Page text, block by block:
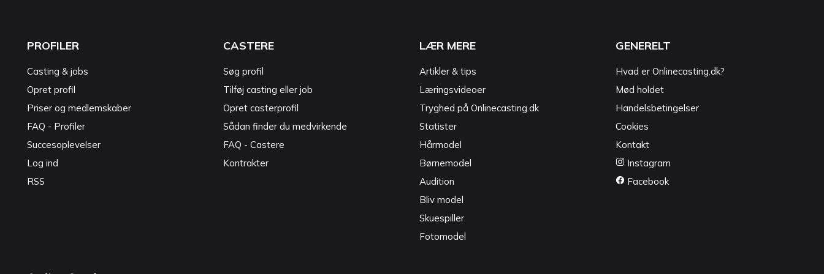
PROFILER
Casting & jobs
Opret profil
Priser og medlemskaber
FAQ - Profiler
Succesoplevelser
Log ind
RSS
CASTERE
Søg profil
Tilføj casting eller job
Opret casterprofil
Sådan finder du medvirkende
FAQ - Castere
Kontrakter
LÆR MERE
Artikler & tips
Læringsvideoer
Tryghed på Onlinecasting.dk
Statister
Hårmodel
Børnemodel
Audition
Bliv model
Skuespiller
Fotomodel
GENERELT
Hvad er Onlinecasting.dk?
Mød holdet
Handelsbetingelser
Cookies
Kontakt
Instagram
Facebook